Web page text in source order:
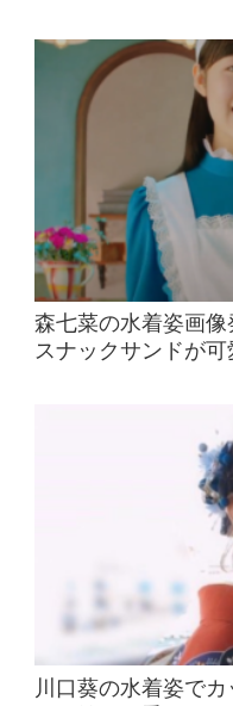
森七菜の水着姿画像
スナックサンドが可
川口葵の水着姿で